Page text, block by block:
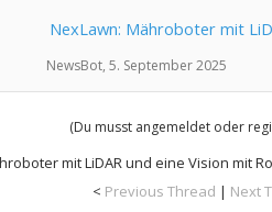
NexLawn: Mähroboter mit
NewsBot, 5. September 2025
(Du musst angemeldet oder
mit LiDAR und eine Vision mit
< Previous Thread | Next